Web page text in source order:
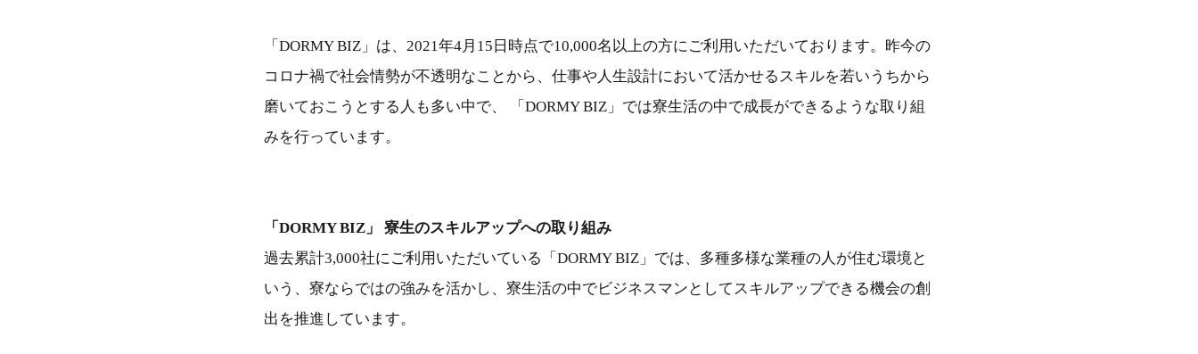
「DORMY BIZ」は、2021年4月15日時点で10,000名以上の方にご利用いただいております。昨今の
コロナ禍で社会情勢が不透明なことから、仕事や人生設計において活かせるスキルを若いうちから
磨いておこうとする人も多い中で、 「DORMY BIZ」では寮生活の中で成長ができるような取り組
みを行っています。
「DORMY BIZ」 寮生のスキルアップへの取り組み
過去累計3,000社にご利用いただいている「DORMY BIZ」では、多種多様な業種の人が住む環境と
いう、寮ならではの強みを活かし、寮生活の中でビジネスマンとしてスキルアップできる機会の創
出を推進しています。